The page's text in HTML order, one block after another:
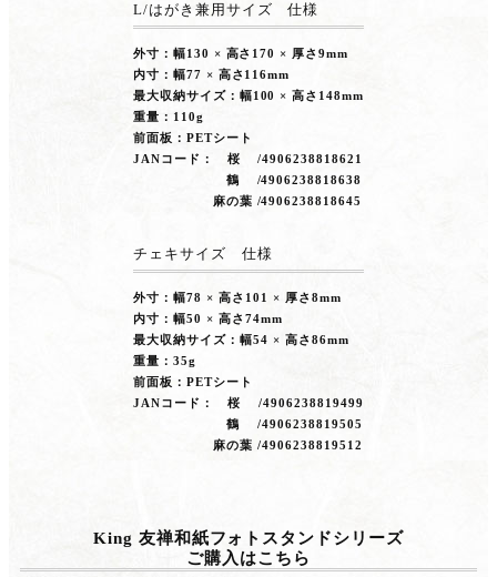
L/はがき兼用サイズ 仕様
外寸：幅130 × 高さ170 × 厚さ9mm
内寸：幅77 × 高さ116mm
最大収納サイズ：幅100 × 高さ148mm
重量：110g
前面板：PETシート
JANコード： 桜 /4906238818621
鶴 /4906238818638
麻の葉 /4906238818645
チェキサイズ 仕様
外寸：幅78 × 高さ101 × 厚さ8mm
内寸：幅50 × 高さ74mm
最大収納サイズ：幅54 × 高さ86mm
重量：35g
前面板：PETシート
JANコード： 桜 /4906238819499
鶴 /4906238819505
麻の葉 /4906238819512
King 友禅和紙フォトスタンドシリーズ
ご購入はこちら